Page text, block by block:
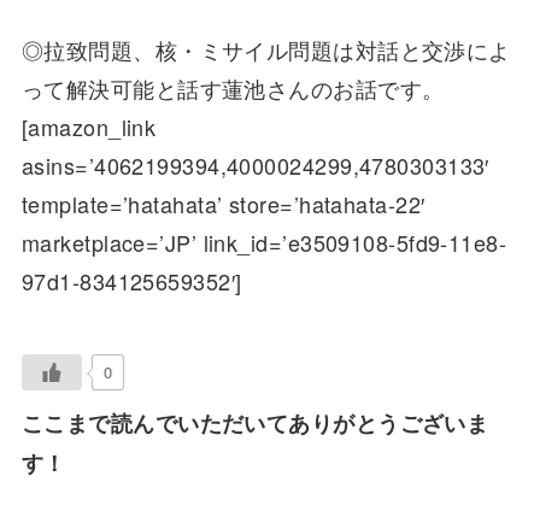
◎拉致問題、核・ミサイル問題は対話と交渉によ
って解決可能と話す蓮池さんのお話です。
[amazon_link
asins=’4062199394,4000024299,4780303133′
template=’hatahata’ store=’hatahata-22′
marketplace=’JP’ link_id=’e3509108-5fd9-11e8-
97d1-834125659352′]
0
ここまで読んでいただいてありがとうございま
す！